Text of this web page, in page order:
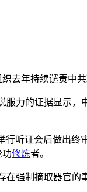
去年持续谴责中
力的证据显示
行听证会后做出
功修炼者。
强制摘取器官